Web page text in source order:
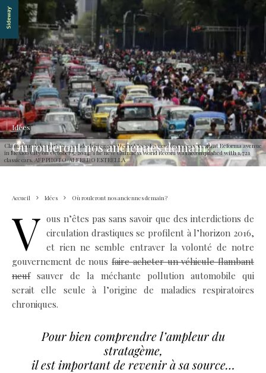
Classic cars take part in a parade during an attempt to get a new Guinness record at Reforma avenue
in Mexico City on October 5, 2014. The new Guinness World Record was accomplished with 1,721
classic cars. AFP PHOTO/ALFREDO ESTRELLA
Idées
Où rouleront nos anciennes demain?
Accueil Idées Où rouleront nos anciennes demain?
V ous n’êtes pas sans savoir que des interdictions de
circulation drastiques se profilent à l’horizon 2016,
et rien ne semble entraver la volonté de notre
gouvernement de nousfaire acheter un véhicule flambant
neufsauver de la méchante pollution automobile qui
serait elle seule à l’origine de maladies respiratoires
chroniques.
Pour bien comprendre l’ampleur du
stratagème,
il est important de revenir à sa source…